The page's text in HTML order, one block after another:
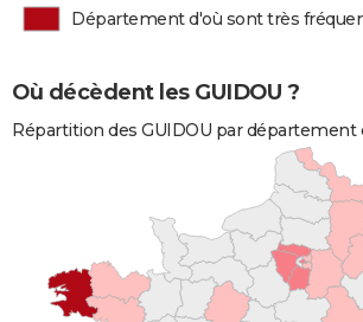
Département d'où sont très
Où décèdent les GUIDOU ?
Répartition des GUIDOU par département